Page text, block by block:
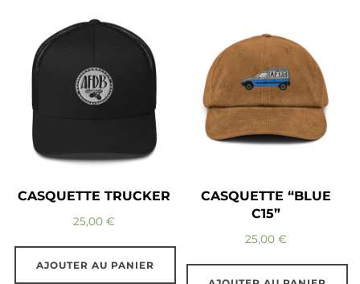
plusieurs
variations.
Les
options
choisies
sur
produit
plusieurs
variations.
Les
options
peuvent
sur
CASQUETTE TRUCKER
25,00 €
AJOUTER AU PANIER
CASQUETTE “BLUE
C15”
25,00€